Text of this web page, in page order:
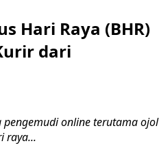
Hari Raya (BHR)
dari
pengemudi online terutama ojol
raya...